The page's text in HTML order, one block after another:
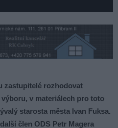
zastupitelé rozhodovat
v materiálech pro toto
starosta města Ivan Fuksa.
člen ODS Petr Magera